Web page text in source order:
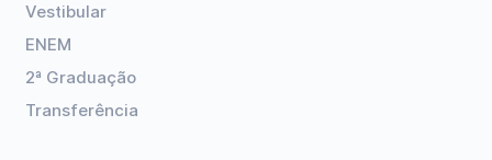
Vestibular
ENEM
2ª Graduação
Transferência